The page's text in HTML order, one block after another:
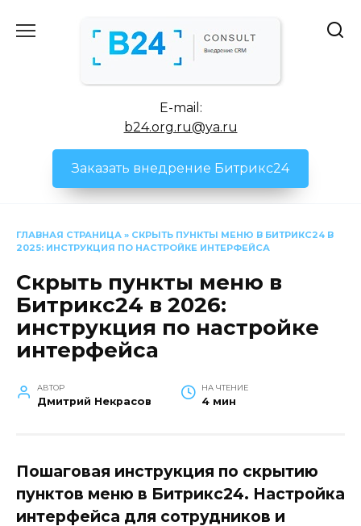
E-mail:
b24.org.ru@ya.ru
Заказать внедрение Битрикс24
ГЛАВНАЯ СТРАНИЦА » СКРЫТЬ ПУНКТЫ МЕНЮ В БИТРИКС24 В
2025: ИНСТРУКЦИЯ ПО НАСТРОЙКЕ ИНТЕРФЕЙСА
Скрыть пункты меню в
Битрикс24 в 2026:
инструкция по настройке
интерфейса
АВТОР
Дмитрий Некрасов
НА ЧТЕНИЕ
4 мин
Пошаговая инструкция по скрытию
пунктов меню в Битрикс24. Настройка
интерфейса для сотрудников и